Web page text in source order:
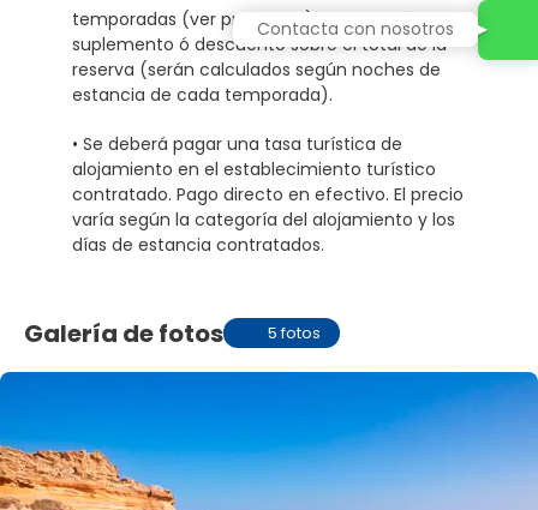
temporadas (ver programa) se aplicará un
suplemento ó descuento sobre el total de la
reserva (serán calculados según noches de
estancia de cada temporada).
• Se deberá pagar una tasa turística de
alojamiento en el establecimiento turístico
contratado. Pago directo en efectivo. El precio
varía según la categoría del alojamiento y los
días de estancia contratados.
Galería de fotos 5 fotos
Contacta con nosotros